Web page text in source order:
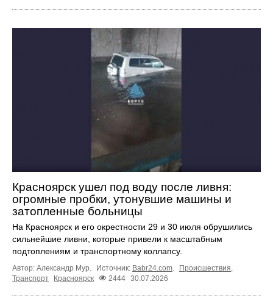
Красноярск ушел под воду после ливня:
огромные пробки, утонувшие машины и
затопленные больницы
На Красноярск и его окрестности 29 и 30 июля обрушились
сильнейшие ливни, которые привели к масштабным
подтоплениям и транспортному коллапсу.
Автор: Александр Мур. Источник: Babr24.com. Происшествия,
Транспорт
Красноярск 2444 30.07.2026